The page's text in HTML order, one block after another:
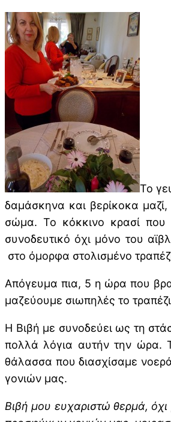
Το
δαμάσκηνα και βερίκοκα
σώμα. Το κόκκινο κρασί
συνοδευτικό όχι μόνο του
στο όμορφα στολισμένο
Απόγευμα πια, 5 η ώρα που
μαζεύουμε σιωπηλές το
Η Βιβή με συνοδεύει ως τη
πολλά λόγια αυτήν την ώρα.
θάλασσα που διασχίσαμε
γονιών μας.
Βιβή μου ευχαριστώ θερμά,